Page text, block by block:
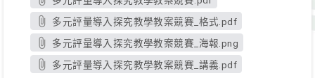
多元評量導入探究教學教案競賽_格式.pdf
多元評量導入探究教學教案競賽_海報.png
多元評量導入探究教學教案競賽_講義.pdf